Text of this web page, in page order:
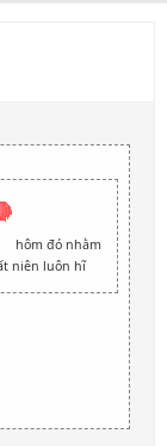
hôm đó nhằm
niên luôn hĩ